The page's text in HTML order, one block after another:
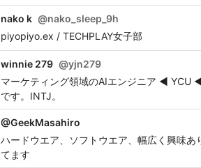
nako k @nako_sleep_9h
piyopiyo.ex / TECHPLAY女子部
winnie 279 @yjn279
マーケティング領域のAIエンジニア ◀︎ YCU
です。INTJ。
@GeekMasahiro
ハードウエア、ソフトウエア、幅広く興味
てます